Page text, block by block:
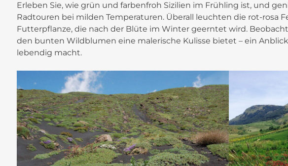
Erleben Sie, wie grün und farbenfroh Sizilien im Frühling ist, und
Radtouren bei milden Temperaturen. Überall leuchten die rot-rosa
Futterpflanze, die nach der Blüte im Winter geerntet wird.
den bunten Wildblumen eine malerische Kulisse bietet – ein
lebendig macht.